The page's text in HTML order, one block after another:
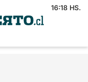
16:18 HS.